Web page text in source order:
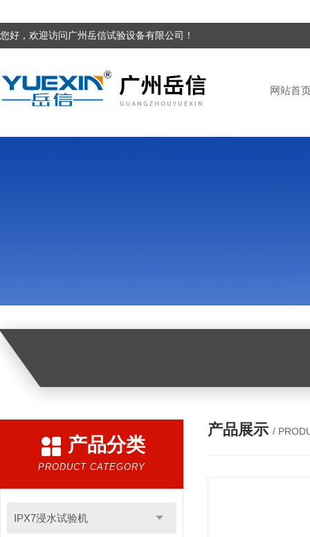
您好，欢迎访问广州岳信试验设备有限公司！
网站首
产品分类
PRODUCT CATEGORY
IPX7浸水试验机
产品展示 /